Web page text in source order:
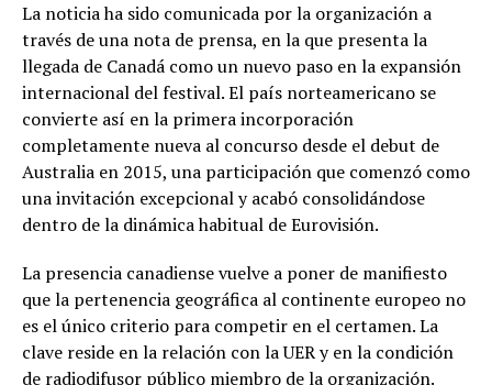
La noticia ha sido comunicada por la organización a
través de una nota de prensa, en la que presenta la
llegada de Canadá como un nuevo paso en la expansión
internacional del festival. El país norteamericano se
convierte así en la primera incorporación
completamente nueva al concurso desde el debut de
Australia en 2015, una participación que comenzó como
una invitación excepcional y acabó consolidándose
dentro de la dinámica habitual de Eurovisión.
La presencia canadiense vuelve a poner de manifiesto
que la pertenencia geográfica al continente europeo no
es el único criterio para competir en el certamen. La
clave reside en la relación con la UER y en la condición
de radiodifusor público miembro de la organización.